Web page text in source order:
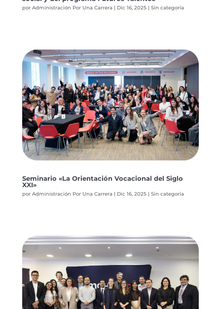
por Administración Por Una Carrera | Dic 16, 2025| Sin categoría
Seminario «La Orientación Vocacional del Siglo
XXI»
por Administración Por Una Carrera | Dic 16, 2025| Sin categoría